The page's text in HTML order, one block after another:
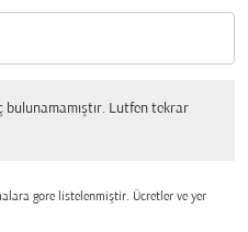
Lutfen tekrar
gore listelenmiştir. Ücretler ve yer